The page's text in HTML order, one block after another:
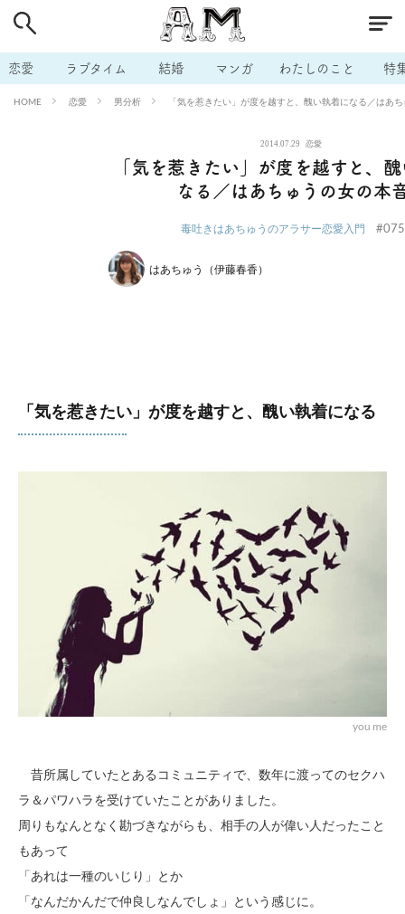
恋愛 ラブタイム 結婚 マンガ わたしのこと 特
HOME 恋愛 男分析 「気を惹きたい」が度を越すと、醜い執着になる／はあ
2014.07.29 恋愛
「気を惹きたい」が度を越すと、
なる／はあちゅうの女の本
毒吐きはあちゅうのアラサー恋愛入門 #075
はあちゅう（伊藤春香）
「気を惹きたい」が度を越すと、醜い執着になる
you me
昔所属していたとあるコミュニティで、数年に渡ってのセクハ
ラ＆パワハラを受けていたことがありました。
周りもなんとなく勘づきながらも、相手の人が偉い人だったこと
もあって
「あれは一種のいじり」とか
「なんだかんだで仲良しなんでしょ」という感じに。
# 男の本音 # セフレ # 不倫
# 出会う方法 # マッチングアプリ # ラブグッズ # 体の相